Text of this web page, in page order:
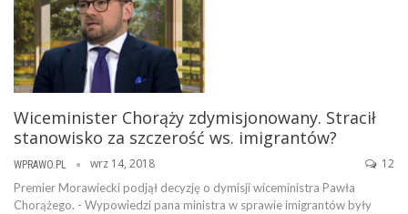
Wiceminister Chorąży zdymisjonowany. Stracił
stanowisko za szczerość ws. imigrantów?
WPRAWO.PL wrz 14, 2018 12
Premier Morawiecki podjął decyzję o dymisji wiceministra Pawła
Chorążego. - Wypowiedzi pana ministra w sprawie imigrantów były